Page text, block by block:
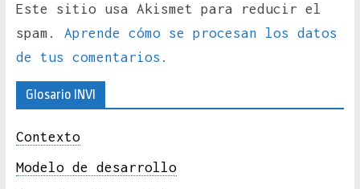
Este sitio usa Akismet para reducir el
spam. Aprende cómo se procesan los datos
de tus comentarios.
Glosario INVI
Contexto
Modelo de desarrollo